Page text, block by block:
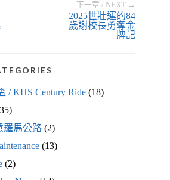
下一章 / NEXT →
2025世壯運的84
歲謝校長勇奪金
牌記
/ KHS Century Ride(18)
羅馬公路(2)
(13)
(2)